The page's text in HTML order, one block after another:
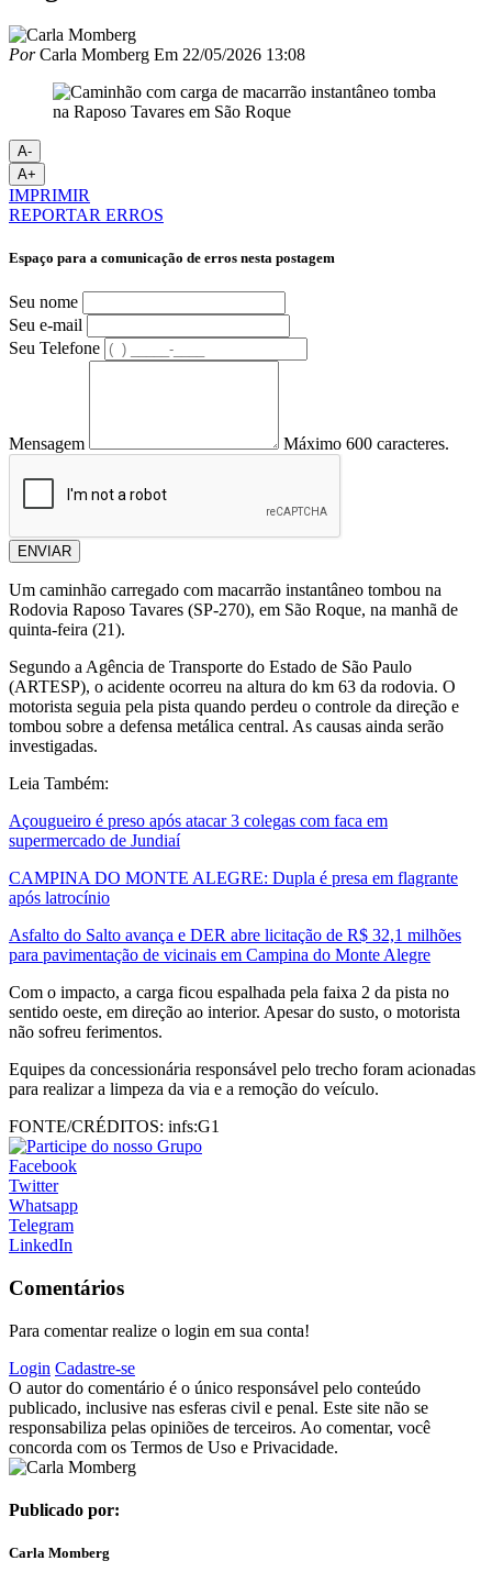
PorCarla Momberg Em 22/05/2026 13:08
A-
A+
IMPRIMIR
REPORTAR ERROS
Espaço para a comunicação de erros nesta postagem
Seu nome
Seu e-mail
Seu Telefone
Mensagem Máximo 600 caracteres.
ENVIAR
Um caminhão carregado com macarrão instantâneo tombou na
Rodovia Raposo Tavares (SP-270), em São Roque, na manhã de
quinta-feira (21).
Segundo a Agência de Transporte do Estado de São Paulo
(ARTESP), o acidente ocorreu na altura do km 63 da rodovia. O
motorista seguia pela pista quando perdeu o controle da direção e
tombou sobre a defensa metálica central. As causas ainda serão
investigadas.
Leia Também:
Açougueiro é preso após atacar 3 colegas com faca em
supermercado de Jundiaí
CAMPINA DO MONTE ALEGRE: Dupla é presa em flagrante
após latrocínio
Asfalto do Salto avança e DER abre licitação de R$ 32,1 milhões
para pavimentação de vicinais em Campina do Monte Alegre
Com o impacto, a carga ficou espalhada pela faixa 2 da pista no
sentido oeste, em direção ao interior. Apesar do susto, o motorista
não sofreu ferimentos.
Equipes da concessionária responsável pelo trecho foram acionadas
para realizar a limpeza da via e a remoção do veículo.
FONTE/CRÉDITOS: infs:G1
Facebook
Twitter
Whatsapp
Telegram
LinkedIn
Comentários
Para comentar realize o login em sua conta!
Login Cadastre-se
O autor do comentário é o único responsável pelo conteúdo
publicado, inclusive nas esferas civil e penal. Este site não se
responsabiliza pelas opiniões de terceiros. Ao comentar, você
concorda com os Termos de Uso e Privacidade.
Publicado por:
Carla Momberg